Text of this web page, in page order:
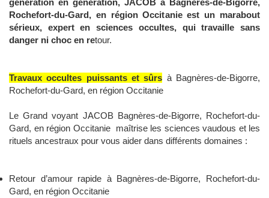
génération en génération, JACOB à Bagnères-de-Bigorre,
Rochefort-du-Gard, en région Occitanie est un marabout
sérieux, expert en sciences occultes, qui travaille sans
danger ni choc en retour.
Travaux occultes puissants et sûrs à Bagnères-de-Bigorre,
Rochefort-du-Gard, en région Occitanie
Le Grand voyant JACOB Bagnères-de-Bigorre, Rochefort-du-
Gard, en région Occitanie maîtrise les sciences vaudous et les
rituels ancestraux pour vous aider dans différents domaines :
Retour d’amour rapide à Bagnères-de-Bigorre, Rochefort-du-
Gard, en région Occitanie